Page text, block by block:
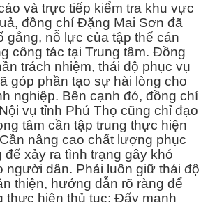
và trực tiếp kiểm tra khu vực
đồng chí Đặng Mai Sơn đã
gắng, nỗ lực của tập thể cán
công tác tại Trung tâm. Đồng
trách nhiệm, thái độ phục vụ
góp phần tạo sự hài lòng cho
nghiệp. Bên cạnh đó, đồng chí
vụ tỉnh Phú Thọ cũng chỉ đạo
tâm cần tập trung thực hiện
nâng cao chất lượng phục
để xảy ra tình trạng gây khó
người dân. Phải luôn giữ thái độ
thiện, hướng dẫn rõ ràng để
thực hiện thủ tục; Đẩy mạnh